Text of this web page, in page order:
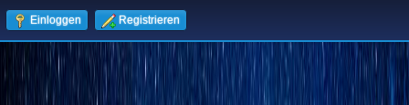
Einloggen Registrieren